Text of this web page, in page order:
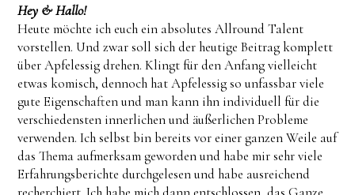
Hey & Hallo!
Heute möchte ich euch ein absolutes Allround Talent
vorstellen. Und zwar soll sich der heutige Beitrag komplett
über Apfelessig drehen. Klingt für den Anfang vielleicht
etwas komisch, dennoch hat Apfelessig so unfassbar viele
gute Eigenschaften und man kann ihn individuell für die
verschiedensten innerlichen und äußerlichen Probleme
verwenden. Ich selbst bin bereits vor einer ganzen Weile auf
das Thema aufmerksam geworden und habe mir sehr viele
Erfahrungsberichte durchgelesen und habe ausreichend